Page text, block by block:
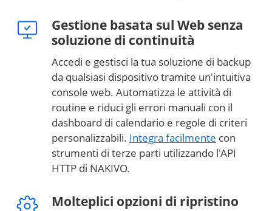
Gestione basata sul Web senza
soluzione di continuità
Accedi e gestisci la tua soluzione di backup
da qualsiasi dispositivo tramite un'intuitiva
console web. Automatizza le attività di
routine e riduci gli errori manuali con il
dashboard di calendario e regole di criteri
personalizzabili. Integra facilmente con
strumenti di terze parti utilizzando l'API
HTTP di NAKIVO.
Molteplici opzioni di ripristino